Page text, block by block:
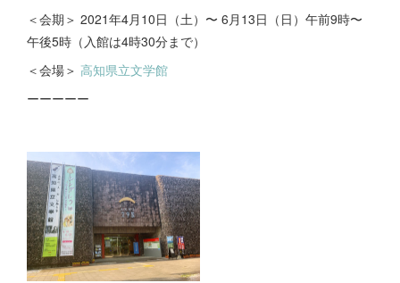
＜会期＞ 2021年4月10日（土）〜 6月13日（日）午前9時〜
午後5時（入館は4時30分まで）
＜会場＞ 高知県立文学館
ーーーーー